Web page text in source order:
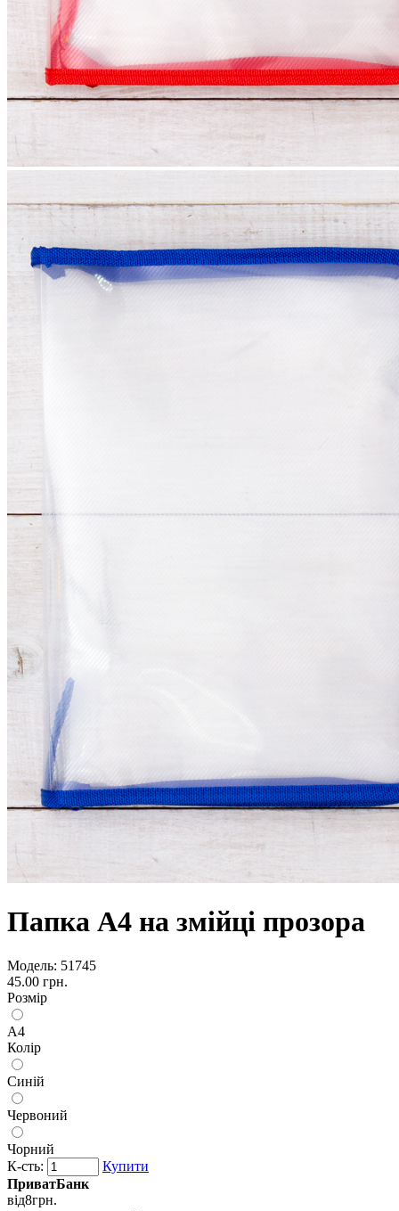
Папка А4 на змійці прозора
Модель: 51745
45.00 грн.
Розмір
А4
Колір
Синій
Червоний
Чорний
К-сть:
Купити
ПриватБанк
від8грн.